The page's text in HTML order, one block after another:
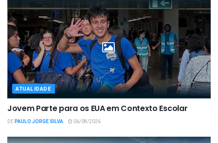
ATUALIDADE
Jovem Parte para os EUA em Contexto Escolar
DEPAULO JORGE SILVA 06/08/2026